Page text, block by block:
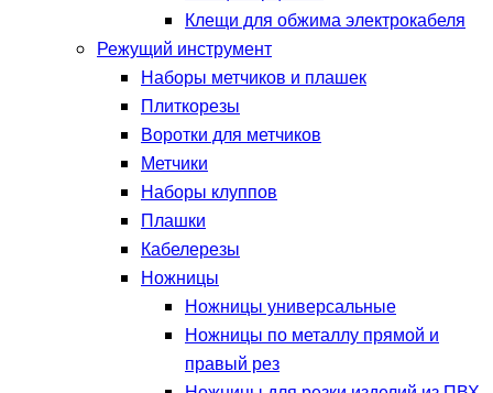
Клещи для обжима электрокабеля
Режущий инструмент
Наборы метчиков и плашек
Плиткорезы
Воротки для метчиков
Метчики
Наборы клуппов
Плашки
Кабелерезы
Ножницы
Ножницы универсальные
Ножницы по металлу прямой и
правый рез